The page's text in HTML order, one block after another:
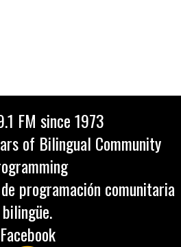
FM since 1973
of Bilingual Community
programación comunitaria
bilingüe.
Facebook